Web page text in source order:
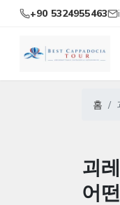
+90 5324955463
홈
괴
어